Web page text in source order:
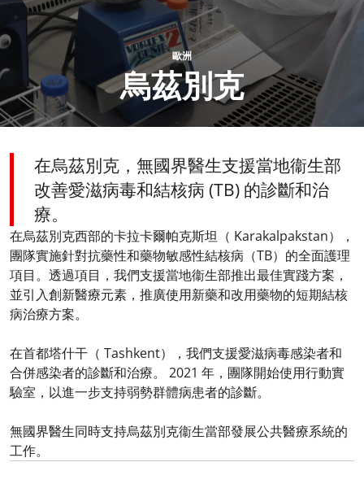
歐洲
烏茲別克
在烏茲別克，無國界醫生支援當地衞生部
改善愛滋病毒和結核病 (TB) 的診斷和治
療。
在烏茲別克西部的卡拉卡爾帕克斯坦（ Karakalpakstan），
團隊實施針對抗藥性和藥物敏感性結核病（TB）的全面護理
項目。透過項目，我們支援當地衞生部推出最佳實踐方案，
並引入創新醫療元素，推廣使用新藥和改用藥物的短期結核
病治療方案。
在首都塔什干（ Tashkent），我們支援愛滋病毒感染者和
合併感染者的診斷和治療。 2021 年，團隊開始使用行動實
驗室，以進一步支持弱勢群體病患者的診斷。
無國界醫生同時支持烏茲別克衞生當部發展公共醫療系統的
工作。